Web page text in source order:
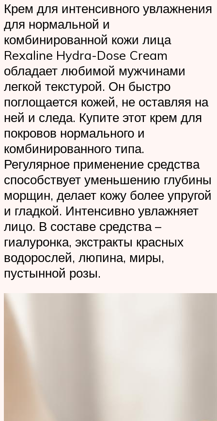
Крем для интенсивного увлажнения
для нормальной и
комбинированной кожи лица
Rexaline Hydra-Dose Cream
обладает любимой мужчинами
легкой текстурой. Он быстро
поглощается кожей, не оставляя на
ней и следа. Купите этот крем для
покровов нормального и
комбинированного типа.
Регулярное применение средства
способствует уменьшению глубины
морщин, делает кожу более упругой
и гладкой. Интенсивно увлажняет
лицо. В составе средства –
гиалуронка, экстракты красных
водорослей, люпина, миры,
пустынной розы.